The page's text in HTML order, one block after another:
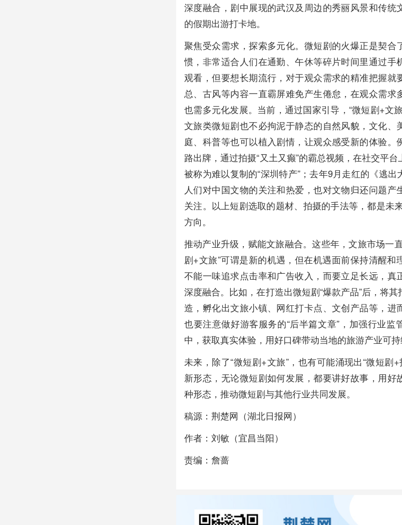
深度融合，剧中展现的武汉及周边的秀丽风景和传统
的假期出游打卡地。
聚焦受众需求，探索多元化。微短剧的火爆正是契合
惯，非常适合人们在通勤、午休等碎片时间里通过手
观看，但要想长期流行，对于观众需求的精准把握就
总、古风等内容一直霸屏难免产生倦怠，在观众需求
也需多元化发展。当前，通过国家引导，“微短剧+文
文旅类微短剧也不必拘泥于静态的自然风貌，文化、
庭、科普等也可以植入剧情，让观众感受新的体验。
路出牌，通过拍摄“又土又癫”的霸总视频，在社交平台
被称为难以复制的“深圳特产”；去年9月走红的《逃出
人们对中国文物的关注和热爱，也对文物归还问题产
关注。以上短剧选取的题材、拍摄的手法等，都是未
方向。
推动产业升级，赋能文旅融合。这些年，文旅市场一
剧+文旅”可谓是新的机遇，但在机遇面前保持清醒和
不能一味追求点击率和广告收入，而要立足长远，真
深度融合。比如，在打造出微短剧“爆款产品”后，将
造，孵化出文旅小镇、网红打卡点、文创产品等，进
也要注意做好游客服务的“后半篇文章”，加强行业监
中，获取真实体验，用好口碑带动当地的旅游产业可持
未来，除了“微短剧+文旅”，也有可能涌现出“微短剧+
新形态，无论微短剧如何发展，都要讲好故事，用好
种形态，推动微短剧与其他行业共同发展。
稿源：荆楚网（湖北日报网）
作者：刘敏（宜昌当阳）
责编：詹蔷